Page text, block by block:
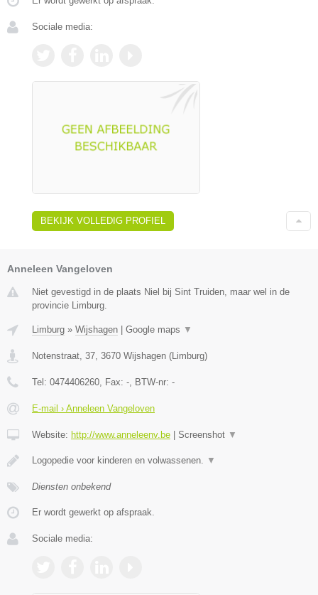
Sociale media:
BEKIJK VOLLEDIG PROFIEL
Anneleen Vangeloven
Niet gevestigd in de plaats Niel bij Sint Truiden, maar wel in de
provincie Limburg.
Limburg » Wijshagen Google maps ▼
Notenstraat, 37 3670 Wijshagen ( Limburg)
Tel: 0474406260 , Fax: - , BTW-nr: -
E-mail › Anneleen Vangeloven
Website: http://www.anneleenv.be Screenshot ▼
Logopedie voor kinderen en volwassenen. ▼
Diensten onbekend
Er wordt gewerkt op afspraak.
Sociale media: